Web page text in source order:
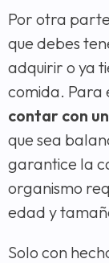
Por otra
que debes
adquirir o ya
comida. Para
contar con
que sea
garantice la
organismo
edad y
Solo con